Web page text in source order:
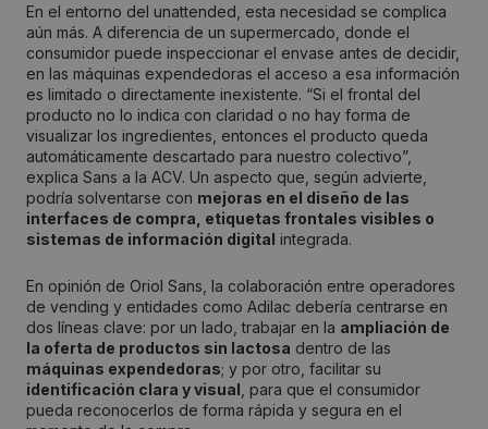
En el entorno del unattended, esta necesidad se complica
aún más. A diferencia de un supermercado, donde el
consumidor puede inspeccionar el envase antes de decidir,
en las máquinas expendedoras el acceso a esa información
es limitado o directamente inexistente. “Si el frontal del
producto no lo indica con claridad o no hay forma de
visualizar los ingredientes, entonces el producto queda
automáticamente descartado para nuestro colectivo”,
explica Sans a la ACV. Un aspecto que, según advierte,
podría solventarse con mejoras en el diseño de las
interfaces de compra, etiquetas frontales visibles o
sistemas de información digital integrada.
En opinión de Oriol Sans, la colaboración entre operadores
de vending y entidades como Adilac debería centrarse en
dos líneas clave: por un lado, trabajar en la ampliación de
la oferta de productos sin lactosa dentro de las
máquinas expendedoras; y por otro, facilitar su
identificación clara y visual , para que el consumidor
pueda reconocerlos de forma rápida y segura en el